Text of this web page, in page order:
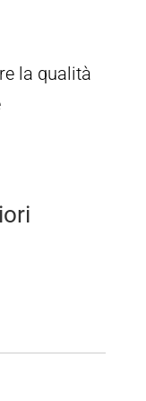
la qualità